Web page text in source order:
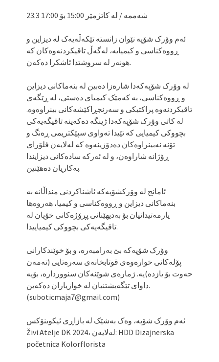
23.3 شەممە / لە کاتژمێر 15:00 بۆ 17:00
ئەم وۆرک شۆپە نێوان زانستە تێکەڵەیەک لە دیزاین و
ڕووەکناسی و کیمیایە، لەگەڵ تاقیکردنەوەکان کە
هونەر لە سروشتدا ئاشکرا دەکەن.
لە وۆرک شۆپەکەدا شارەزا دەبین لە بنەماکانی دیزاین
و ڕووەکناسی، بە کەمێک کیمیای دەستی، لە ڕێگەی
تاقیکردنەوە پراکتیکی و سەرنجڕاکێشەکانی بینراوەوە.
لە کاتی وۆرک شۆپەکەدا ژینگە دەکەینە تاقیگەیەکی
بچووکی کیمیایی کە تێیدا تەواوی سپێکتریمی ڕەنگ و
تۆنە نەبینراوەکان دەدۆزینەوە کە لەلایەن فلۆرای
ڕۆژانە شاراوەن، و لە ئەرکە سادەکانی دیزایندا
بەکاریان دەهێنین.
ئامانج لە وۆرکشۆپەکە ئاشناکردنی منداڵانە بە
بنەماکانی دیزاین و ڕووەکناسی و کیمیا، هەروەها
یارمەتیدانیان بۆ بەدیهێنانی پڕۆژەکانی خۆیان لە
تاقیگەیەکی بچووکی کیمیاییدا.
وۆرک شۆپەکە بێ بەرامبەرە، و بۆ خوێندکارانی
پۆلەکانی خوارەوەی قوتابخانەی سەرەتایی (تەمەن
حەوت بۆ یازدە)یە. ژمارەی شوێنەکان سنووردارە، بۆیە
داوای تێگەیشتنیان لە خوازیاران دەکەین.
(suboticmaja7@gmail.com)
ئەم وۆرک شۆپە، وەک بەشێک لە بازاڕی ئیکوینۆکس
Živi Atelje DK 2024، لەلایەن: HDD Dizajnerska
početnica Kolorflorista